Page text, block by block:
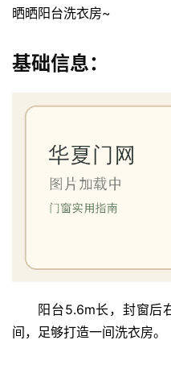
晒晒阳台洗衣房~
基础信息：
阳台5.6m长，封窗后
间，足够打造一间洗衣房。